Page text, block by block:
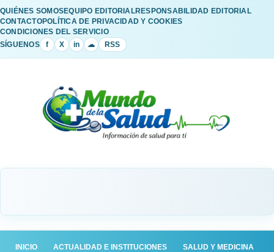
QUIÉNES SOMOSEQUIPO EDITORIALRESPONSABILIDAD EDITORIAL
CONTACTOPOLÍTICA DE PRIVACIDAD Y COOKIES
CONDICIONES DEL SERVICIO
SÍGUENOS
f X in ☁ RSS
INICIO ACTUALIDAD E INSTITUCIONES SALUD Y MEDICINA